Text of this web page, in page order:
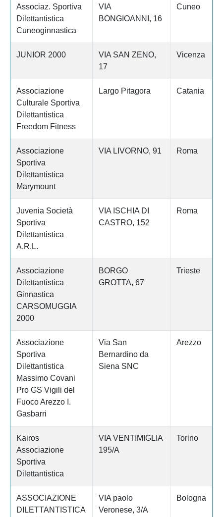
Associaz. Sportiva
Dilettantistica
Cuneoginnastica
VIA
BONGIOANNI, 16
Cuneo
JUNIOR 2000
VIA SAN ZENO,
17
Vicenza
Associazione
Culturale Sportiva
Dilettantistica
Freedom Fitness
Largo Pitagora Catania
Associazione
Sportiva
Dilettantistica
Marymount
VIA LIVORNO, 91 Roma
Juvenia Società
Sportiva
Dilettantistica
A.R.L.
VIA ISCHIA DI
CASTRO, 152
Roma
Associazione
Dilettantistica
Ginnastica
CARSOMUGGIA
2000
BORGO
GROTTA, 67
Trieste
Associazione
Sportiva
Dilettantistica
Massimo Covani
Pro GS Vigili del
Fuoco Arezzo I.
Gasbarri
Via San
Bernardino da
Siena SNC
Arezzo
Kairos
Associazione
Sportiva
Dilettantistica
VIA VENTIMIGLIA
195/A
Torino
ASSOCIAZIONE
DILETTANTISTICA
VIA paolo
Veronese, 3/A
Bologna